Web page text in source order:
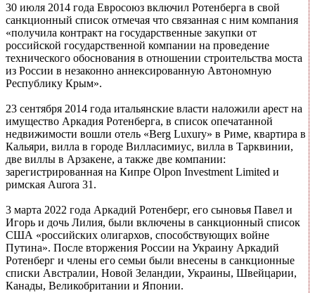
30 июля 2014 года Евросоюз включил Ротенберга в свой
санкционный список отмечая что связанная с ним компания
«получила контракт на государственные закупки от
российской государственной компании на проведение
технического обоснования в отношении строительства моста
из России в незаконно аннексированную Автономную
Республику Крым».
23 сентября 2014 года итальянские власти наложили арест на
имущество Аркадия Ротенберга, в список опечатанной
недвижимости вошли отель «Berg Luxury» в Риме, квартира в
Кальяри, вилла в городе Вилласимиус, вилла в Тарквинии,
две виллы в Арзакене, а также две компании:
зарегистрированная на Кипре Olpon Investment Limited и
римская Aurora 31.
3 марта 2022 года Аркадий Ротенберг, его сыновья Павел и
Игорь и дочь Лилия, были включены в санкционный список
США «российских олигархов, способствующих войне
Путина». После вторжения России на Украину Аркадий
Ротенберг и члены его семьи были внесены в санкционные
списки Австралии, Новой Зеландии, Украины, Швейцарии,
Канады, Великобритании и Японии.